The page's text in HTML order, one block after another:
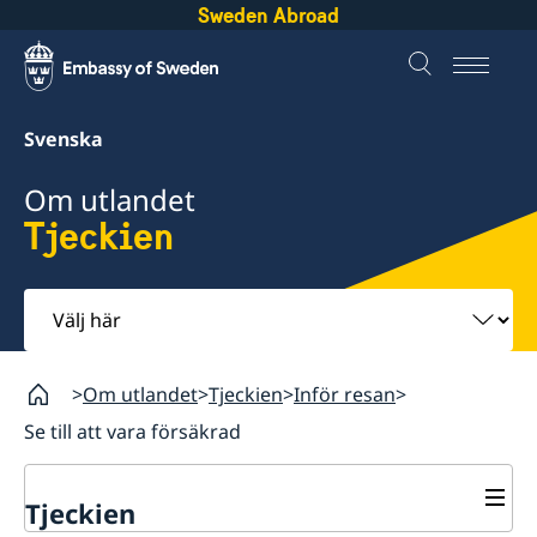
Sweden Abroad
Svenska
Om utlandet
Tjeckien
Välj
här
Om utlandet Tjeckien Inför resan
Se till att vara försäkrad
Tjeckien